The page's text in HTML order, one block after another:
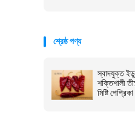
শ্রেষ্ঠ পণ্য
স্বাদযুক্ত ইডু
শক্তিশালী
মিষ্টি পেপ্রিকা